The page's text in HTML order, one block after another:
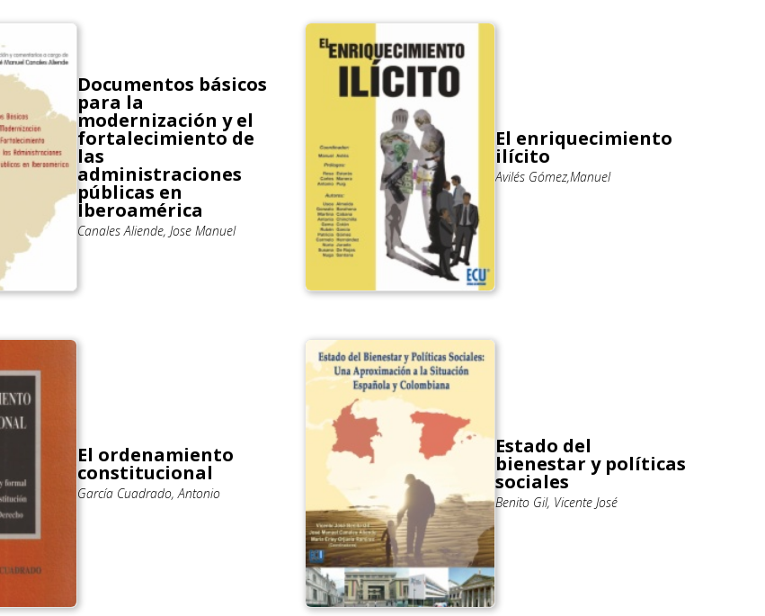
Documentos básicos
para la
modernización y el
fortalecimiento de
las
administraciones
públicas en
Iberoamérica
Canales Aliende, Jose Manuel
El enriquecimiento
ilícito
Avilés Gómez,Manuel
El ordenamiento
constitucional
García Cuadrado, Antonio
Estado del
bienestar y políticas
sociales
Benito Gil, Vicente José